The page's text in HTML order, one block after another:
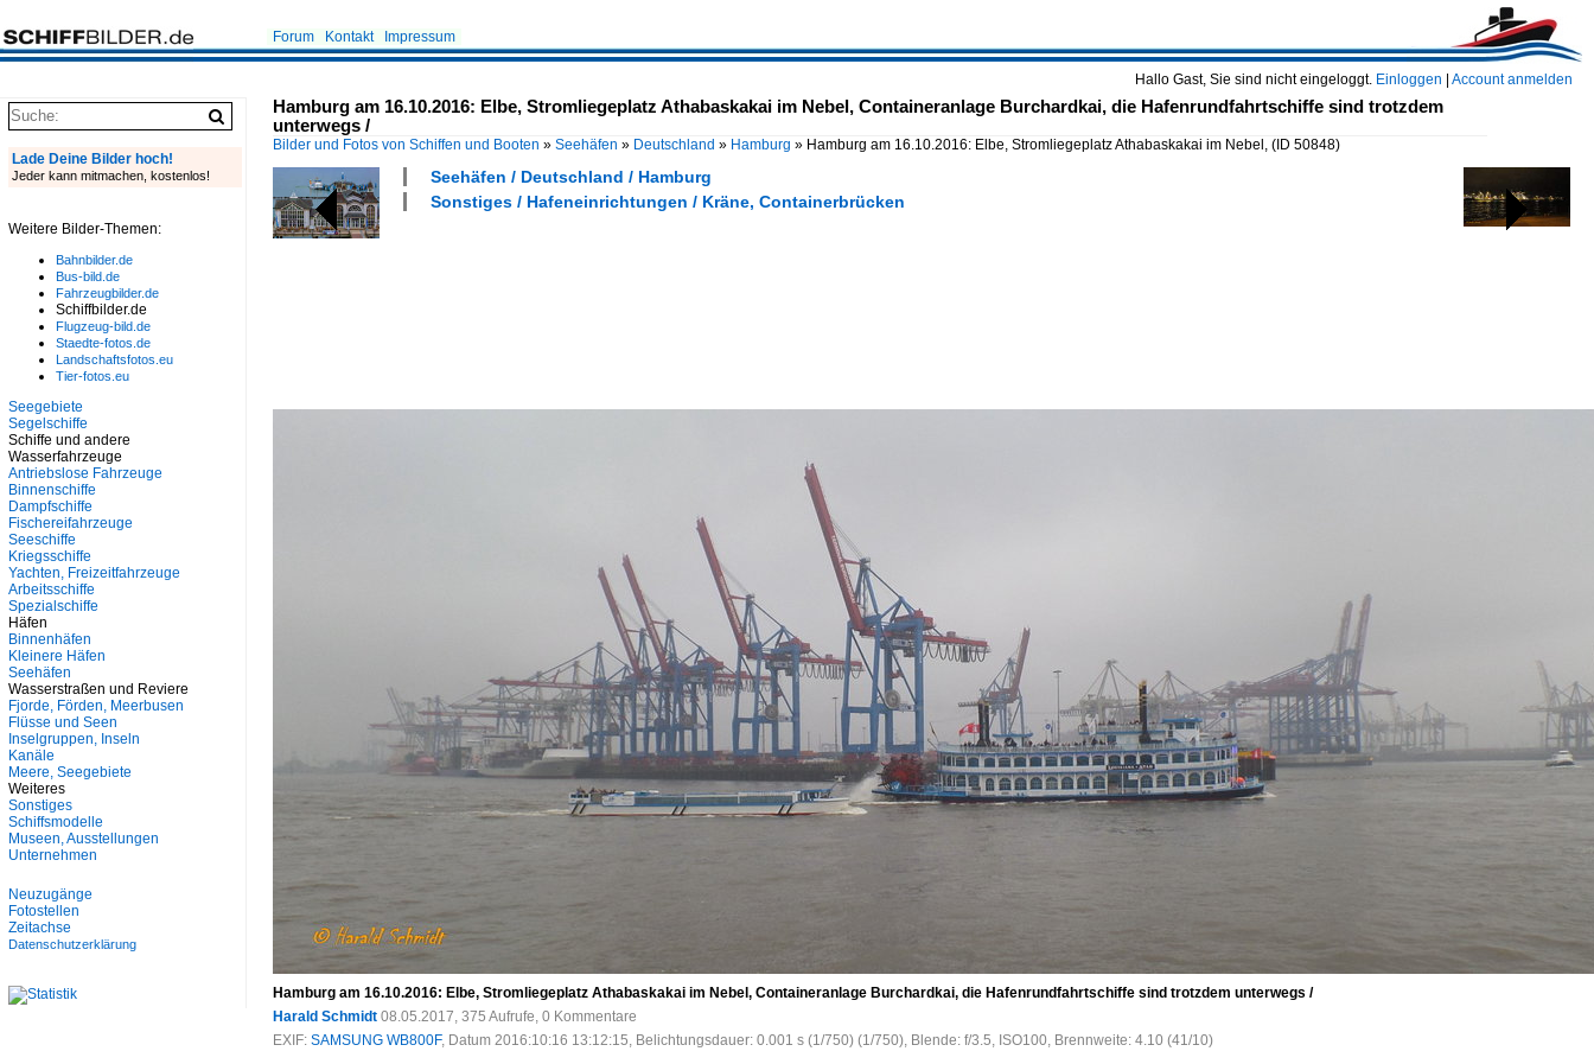
Hallo Gast, Sie sind nicht eingeloggt. Einloggen Account anmelden
Forum Kontakt Impressum
Hamburg am 16.10.2016: Elbe, Stromliegeplatz Athabaskakai im Nebel, Containeranlage Burchardkai, die Hafenrundfahrtschiffe sind trotzdem
unterwegs /
Bilder und Fotos von Schiffen und Booten » Seehäfen » Deutschland » Hamburg » Hamburg am 16.10.2016: Elbe, Stromliegeplatz Athabaskakai im Nebel, (ID 50848)
Seehäfen / Deutschland / Hamburg
Sonstiges / Hafeneinrichtungen / Kräne, Containerbrücken
Hamburg am 16.10.2016: Elbe, Stromliegeplatz Athabaskakai im Nebel, Containeranlage Burchardkai, die Hafenrundfahrtschiffe sind trotzdem unterwegs /
Harald Schmidt 08.05.2017, 375 Aufrufe, 0 Kommentare
EXIF: SAMSUNG WB800F, Datum 2016:10:16 13:12:15, Belichtungsdauer: 0.001 s (1/750) (1/750), Blende: f/3.5, ISO100, Brennweite: 4.10 (41/10)
Lade Deine Bilder hoch!
Jeder kann mitmachen, kostenlos!
Weitere Bilder-Themen:
Bahnbilder.de
Bus-bild.de
Fahrzeugbilder.de
Schiffbilder.de
Flugzeug-bild.de
Staedte-fotos.de
Landschaftsfotos.eu
Tier-fotos.eu
Seegebiete
Segelschiffe
Schiffe und andere
Wasserfahrzeuge
Antriebslose Fahrzeuge
Binnenschiffe
Dampfschiffe
Fischereifahrzeuge
Seeschiffe
Kriegsschiffe
Yachten, Freizeitfahrzeuge
Arbeitsschiffe
Spezialschiffe
Häfen
Binnenhäfen
Kleinere Häfen
Seehäfen
Wasserstraßen und Reviere
Fjorde, Förden, Meerbusen
Flüsse und Seen
Inselgruppen, Inseln
Kanäle
Meere, Seegebiete
Weiteres
Sonstiges
Schiffsmodelle
Museen, Ausstellungen
Unternehmen
Neuzugänge
Fotostellen
Zeitachse
Datenschutzerklärung